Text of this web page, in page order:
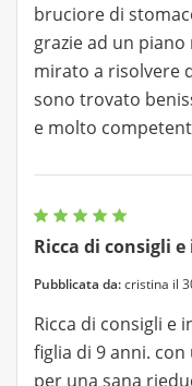
bruciore di
grazie ad un
mirato a risolvere
sono trovato
e molto
Ricca di consigli
Pubblicata da:cristina il
Ricca di consigli e
figlia di 9 anni.
per una sana